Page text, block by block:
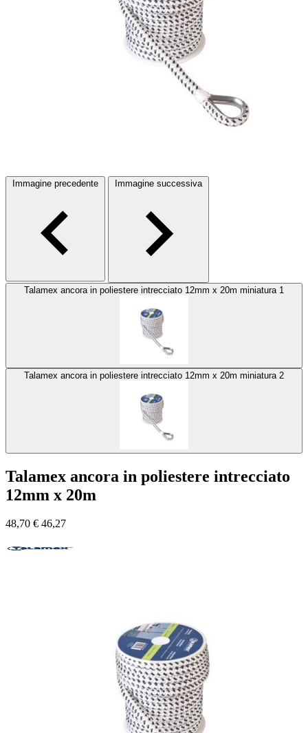
Immagine precedente Immagine successiva
Talamex ancora in poliestere intrecciato 12mm x 20m miniatura 1
Talamex ancora in poliestere intrecciato 12mm x 20m miniatura 2
Talamex ancora in poliestere intrecciato
12mm x 20m
48,70 € 46,27